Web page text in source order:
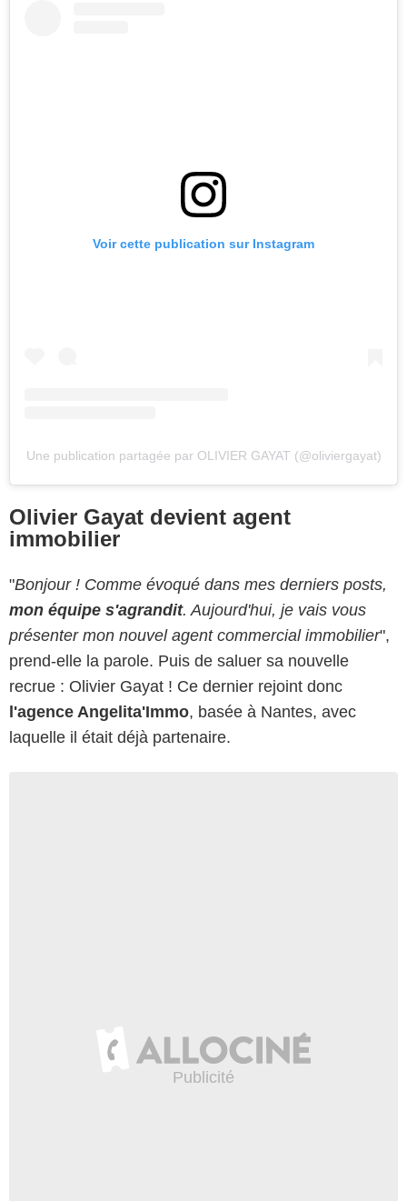
Voir cette publication sur Instagram
Une publication partagée par OLIVIER GAYAT (@oliviergayat)
Olivier Gayat devient agent
immobilier
"Bonjour ! Comme évoqué dans mes derniers posts,
mon équipe s'agrandit. Aujourd'hui, je vais vous
présenter mon nouvel agent commercial immobilier",
prend-elle la parole. Puis de saluer sa nouvelle
recrue : Olivier Gayat ! Ce dernier rejoint donc
l'agence Angelita'Immo, basée à Nantes, avec
laquelle il était déjà partenaire.